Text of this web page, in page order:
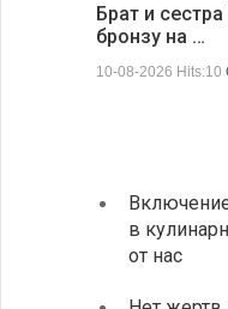
Брат и
бронзу на …
10-08-2026 Hits:10
в
от нас